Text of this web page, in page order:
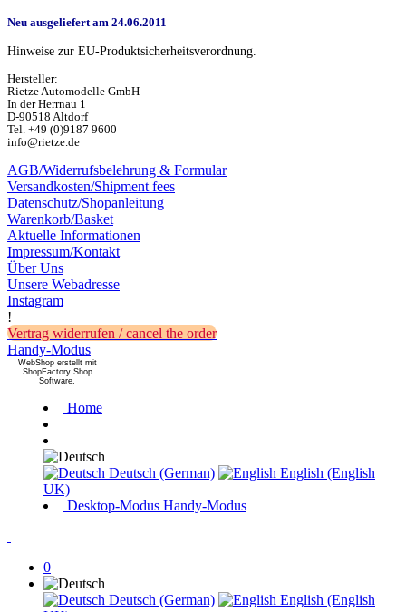
Neu ausgeliefert am 24.06.2011
Hinweise zur EU-Produktsicherheitsverordnung.
Hersteller:
Rietze Automodelle GmbH
In der Herrnau 1
D-90518 Altdorf
Tel. +49 (0)9187 9600
info@rietze.de
AGB/Widerrufsbelehrung & Formular
Versandkosten/Shipment fees
Datenschutz/Shopanleitung
Warenkorb/Basket
Aktuelle Informationen
Impressum/Kontakt
Über Uns
Unsere Webadresse
Instagram
!
Vertrag widerrufen / cancel the order
Handy-Modus
WebShop erstellt mit
ShopFactory Shop
Software.
Home
Deutsch (German)
English (English
UK)
Desktop-Modus Handy-Modus
0
Deutsch (German)
English (English